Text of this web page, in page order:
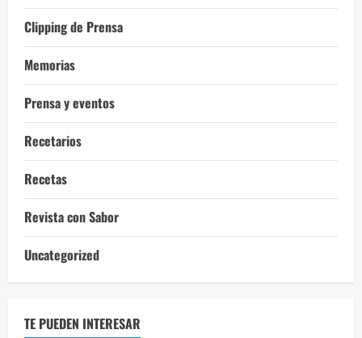
Clipping de Prensa
Memorias
Prensa y eventos
Recetarios
Recetas
Revista con Sabor
Uncategorized
TE PUEDEN INTERESAR